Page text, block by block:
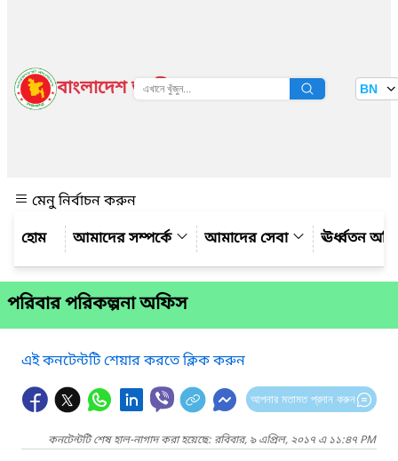
বাংলাদেশ জাতীয় তথ্য বাতায়ন BN
মেনু নির্বাচন করুন
আমাদের সম্পর্কে
আমাদের সেবা ঊর্ধ্বতন
পরিবার পরিকল্পনা অফিস
এই কনটেন্টটি শেয়ার করতে ক্লিক করুন
আপনার মতামত প্রদান করুন
কনটেন্টটি শেষ হাল-নাগাদ করা হয়েছে: রবিবার, ৯ এপ্রিল, ২০১৭ এ ১১:৪৭ PM